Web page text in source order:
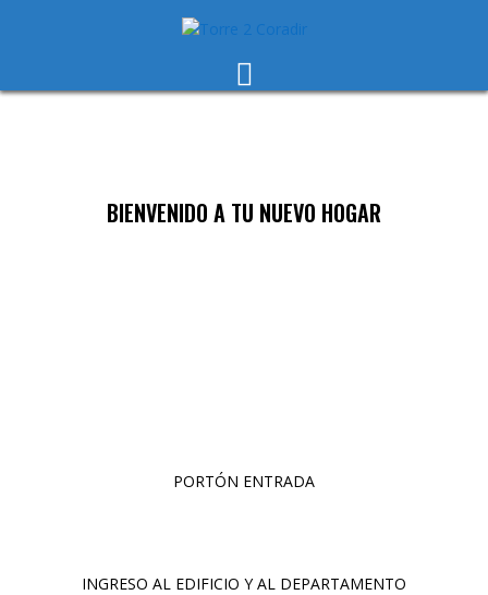
BIENVENIDO A TU NUEVO HOGAR
PORTÓN ENTRADA
INGRESO AL EDIFICIO Y AL DEPARTAMENTO